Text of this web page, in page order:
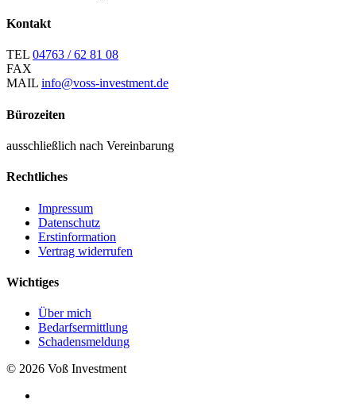
Kontakt
TEL 04763 / 62 81 08
FAX
MAIL info@voss-investment.de
Bürozeiten
ausschließlich nach Vereinbarung
Rechtliches
Impressum
Datenschutz
Erstinformation
Vertrag widerrufen
Wichtiges
Über mich
Bedarfsermittlung
Schadensmeldung
© 2026 Voß Investment